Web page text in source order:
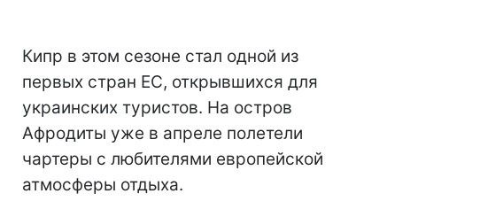
Кипр в этом сезоне стал одной из
первых стран ЕС, открывшихся для
украинских туристов. На остров
Афродиты уже в апреле полетели
чартеры с любителями европейской
атмосферы отдыха.